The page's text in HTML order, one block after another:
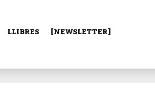
LLIBRES [NEWSLETTER]